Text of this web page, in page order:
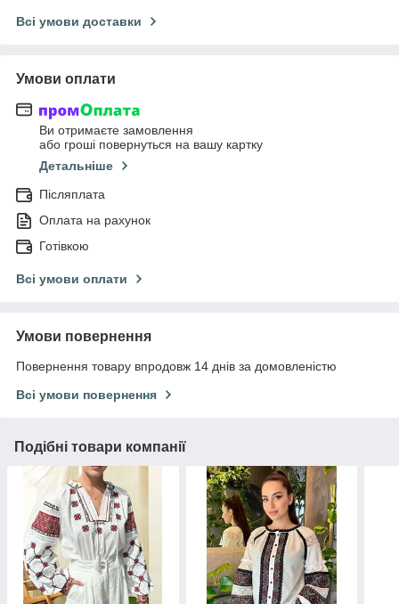
Всі умови доставки
Умови оплати
Ви отримаєте замовлення
або гроші повернуться на вашу картку
Детальніше
Післяплата
Оплата на рахунок
Готівкою
Всі умови оплати
Умови повернення
Повернення товару впродовж 14 днів за домовленістю
Всі умови повернення
Подібні товари компанії